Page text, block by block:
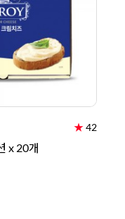
★42
x 20개